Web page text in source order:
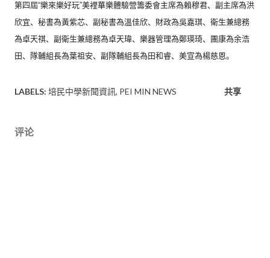
第四屆“樂來樂好玩”美裡華樂體驗營籌委會主席為賴穆君、 副主席為洪
欣宜、秘書為黃紫芯、副秘書為溫佳欣、財政為吳嘉琪、 衛生兼總務
為卓天祺、副衛生兼總務為卓天瑋、樂器管理為鄭瑛琦、
團康為余浩
田、隊輔組長為葉祖安、副隊輔組長為田和睿、 美宣為楊慈恩。
LABELS: 培民中學新聞資訊 PEI MIN NEWS 共享
评论